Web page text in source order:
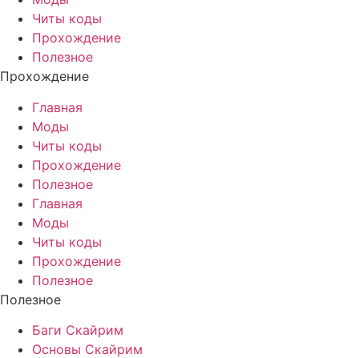
Читы коды
Прохождение
Полезное
Прохождение
Главная
Моды
Читы коды
Прохождение
Полезное
Главная
Моды
Читы коды
Прохождение
Полезное
Полезное
Баги Скайрим
Основы Скайрим